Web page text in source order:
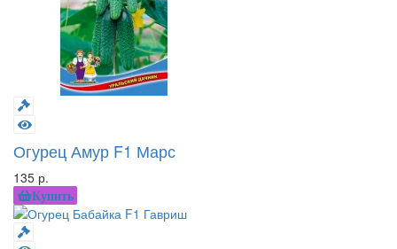
Огурец Амур F1 Марс
135 р.
Купить